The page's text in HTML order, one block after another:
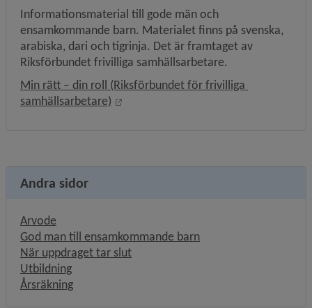
Informationsmaterial till gode män och
ensamkommande barn. Materialet finns på svenska,
arabiska, dari och tigrinja. Det är framtaget av
Riksförbundet frivilliga samhällsarbetare.
Min rätt – din roll (Riksförbundet för frivilliga
samhällsarbetare)
Länk till annan webbplats, öppnas i
Andra sidor
Arvode
God man till ensamkommande barn
När uppdraget tar slut
Utbildning
Årsräkning